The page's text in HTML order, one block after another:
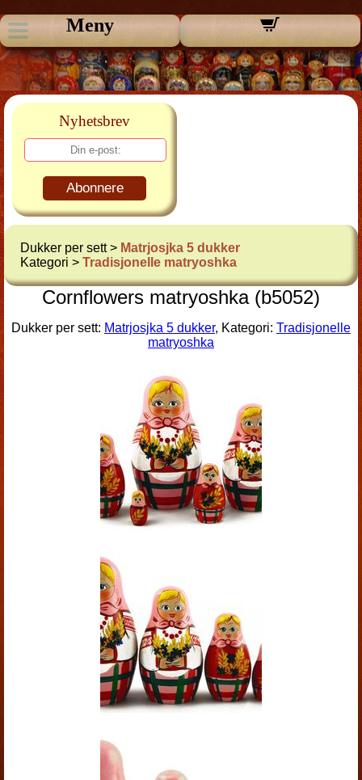
Meny
Nyhetsbrev
Abonnere
Dukker per sett > Matrjosjka 5 dukker
Kategori > Tradisjonelle matryoshka
Cornflowers matryoshka (b5052)
Dukker per sett: Matrjosjka 5 dukker, Kategori: Tradisjonelle
matryoshka